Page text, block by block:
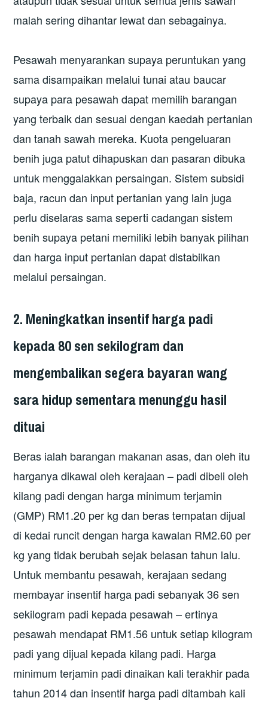
malah sering dihantar lewat dan sebagainya.
Pesawah menyarankan supaya peruntukan yang
sama disampaikan melalui tunai atau baucar
supaya para pesawah dapat memilih barangan
yang terbaik dan sesuai dengan kaedah pertanian
dan tanah sawah mereka. Kuota pengeluaran
benih juga patut dihapuskan dan pasaran dibuka
untuk menggalakkan persaingan. Sistem subsidi
baja, racun dan input pertanian yang lain juga
perlu diselaras sama seperti cadangan sistem
benih supaya petani memiliki lebih banyak pilihan
dan harga input pertanian dapat distabilkan
melalui persaingan.
2. Meningkatkan insentif harga padi
kepada 80 sen sekilogram dan
mengembalikan segera bayaran wang
sara hidup sementara menunggu hasil
dituai
Beras ialah barangan makanan asas, dan oleh itu
harganya dikawal oleh kerajaan – padi dibeli oleh
kilang padi dengan harga minimum terjamin
(GMP) RM1.20 per kg dan beras tempatan dijual
di kedai runcit dengan harga kawalan RM2.60 per
kg yang tidak berubah sejak belasan tahun lalu.
Untuk membantu pesawah, kerajaan sedang
membayar insentif harga padi sebanyak 36 sen
sekilogram padi kepada pesawah – ertinya
pesawah mendapat RM1.56 untuk setiap kilogram
padi yang dijual kepada kilang padi. Harga
minimum terjamin padi dinaikan kali terakhir pada
tahun 2014 dan insentif harga padi ditambah kali